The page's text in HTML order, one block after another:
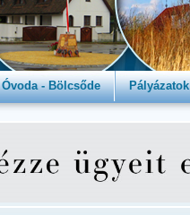
Óvoda - Bölcsőde Pályázatok